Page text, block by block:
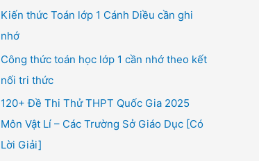
o
r
:
Kiến thức Toán lớp 1 Cánh Diều cần ghi
nhớ
Công thức toán học lớp 1 cần nhớ theo kết
nối tri thức
120+ Đề Thi Thử THPT Quốc Gia 2025
Môn Vật Lí – Các Trường Sở Giáo Dục [Có
Lời Giải]